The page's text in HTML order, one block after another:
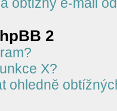
2
X?
ohledně